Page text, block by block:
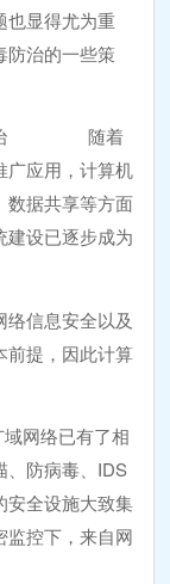
也显得尤为重
防治的一些策
毒防治 随着
广应用，计算机
数据共享等方面
建设已逐步成为
信息安全以及
前提，因此计算
已有了相
、防病毒、IDS
安全设施大致集
监控下，来自网